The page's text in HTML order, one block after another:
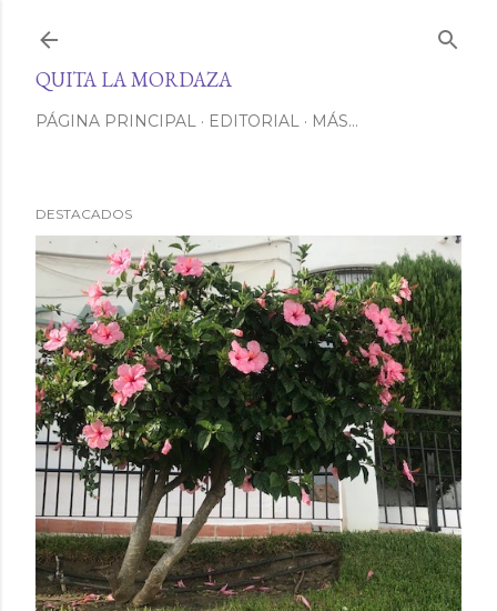
QUITA LA MORDAZA
PÁGINA PRINCIPAL EDITORIAL MÁS…
DESTACADOS